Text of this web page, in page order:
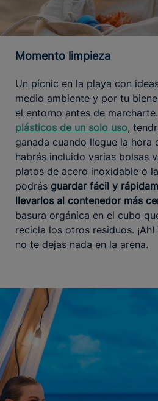
Momento limpieza
Un pícnic en la playa con
medio ambiente y por tu
el entorno antes de marcharte.
plásticos de un solo uso,
ganada cuando llegue la hora
habrás incluido varias bolsas
platos de acero inoxidable o
podrás guardar fácil y
llevarlos al contenedor más
basura orgánica en el cubo
recicla los otros residuos.
no te dejas nada en la arena.